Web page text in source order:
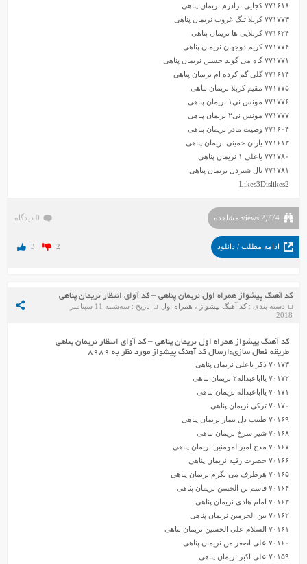
۷۷۱۶۱۸ کجایی برادرم نریمان پناهی
۷۷۱۷۷۳ کربلا تنگ غروب نریمان پناهی
۷۷۱۶۲۴ کربلایی ها نریمان پناهی
۷۷۱۷۷۴ کریم دوجهان نریمان پناهی
۷۷۱۷۷۱ گاه می گوید حسین نریمان پناهی
۷۷۱۶۱۴ گلی گم کرده ام نریمان پناهی
۷۷۱۷۷۵ مقیم کربلا نریمان پناهی
۷۷۱۷۷۶ مونس نی۱ نریمان پناهی
۷۷۱۷۷۷ مونس نی۲ نریمان پناهی
۷۷۱۶۰۴ وصیت مادر نریمان پناهی
۷۷۱۶۱۳ یاران خمینی نریمان پناهی
۷۷۱۷۸۰ یاعلی ۱ نریمان پناهی
۷۷۱۷۸۱ یال شیردل نریمان پناهی
Likes3Dislikes2
2,774 views مشاهده 0 دیدگاه
ادامه مطلب / دانلود 3 2
کد آهنگ پیشواز همراه اول نریمان پناهی – کد آوای انتظار نریمان پناهی
دسته بندی :کد آهنگ پیشواز ، همراه اول
تاریخ : سه‌شنبه 11 سپتامبر
2018
کد آهنگ پیشواز همراه اول نریمان پناهی – کد آوای انتظار نریمان پناهی
طریقه فعال سازی:ارسال کد آهنگ پیشواز مورد نظر به ۸۹۸۹
۷۰۱۷۳ ذکر یاعلی نریمان پناهی
۷۰۱۷۲ یااباعبداله۲ نریمان پناهی
۷۰۱۷۱ یااباعبداله نریمان پناهی
۷۰۱۷۰ ترکی نریمان پناهی
۷۰۱۶۹ طبیب دل بیمار نریمان پناهی
۷۰۱۶۸ شیر سرخ نریمان پناهی
۷۰۱۶۷ مدح امیرالمومنین نریمان پناهی
۷۰۱۶۶ حضرت رقیه نریمان پناهی
۷۰۱۶۵ هرطرف می نگرم نریمان پناهی
۷۰۱۶۴ قاسم بن الحسن نریمان پناهی
۷۰۱۶۳ امام هادی نریمان پناهی
۷۰۱۶۲ بین الحرمین نریمان پناهی
۷۰۱۶۱ السلام علی الحسین نریمان پناهی
۷۰۱۶۰ علی اصغر من نریمان پناهی
۷۰۱۵۹ علی اکبر نریمان پناهی